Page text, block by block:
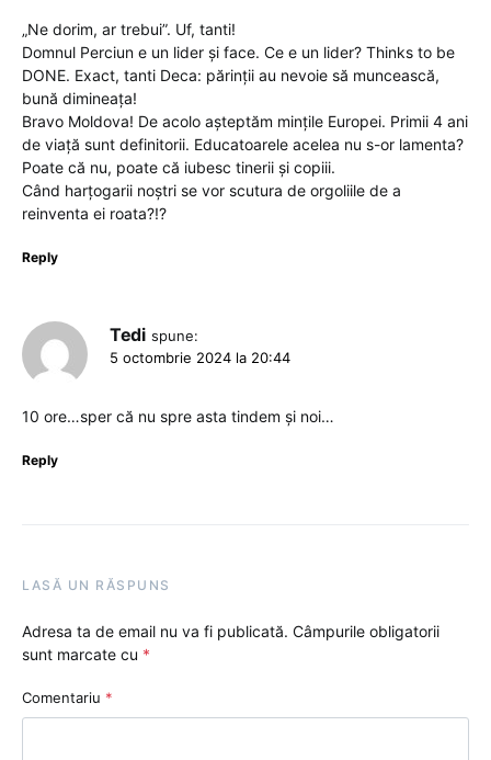
„Ne dorim, ar trebui”. Uf, tanti!
Domnul Perciun e un lider și face. Ce e un lider? Thinks to be
DONE. Exact, tanti Deca: părinții au nevoie să muncească,
bună dimineața!
Bravo Moldova! De acolo așteptăm mințile Europei. Primii 4 ani
de viață sunt definitorii. Educatoarele acelea nu s-or lamenta?
Poate că nu, poate că iubesc tinerii și copiii.
Când harțogarii noștri se vor scutura de orgoliile de a
reinventa ei roata?!?
Reply
Tedi spune:
5 octombrie 2024 la 20:44
10 ore…sper că nu spre asta tindem și noi…
Reply
LASĂ UN RĂSPUNS
Adresa ta de email nu va fi publicată. Câmpurile obligatorii
sunt marcate cu *
Comentariu *